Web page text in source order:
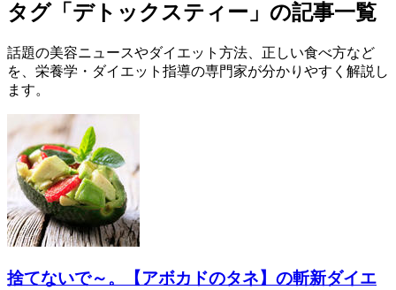
タグ「デトックスティー」の記事一覧
話題の美容ニュースやダイエット方法、正しい食べ方など
を、栄養学・ダイエット指導の専門家が分かりやすく解説し
ます。
捨てないで～。【アボカドのタネ】の斬新ダイエ